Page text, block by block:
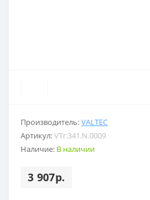
Производитель:VALTEC
Артикул:VTr.341.N.0009
Наличие: В наличии
3 907р.